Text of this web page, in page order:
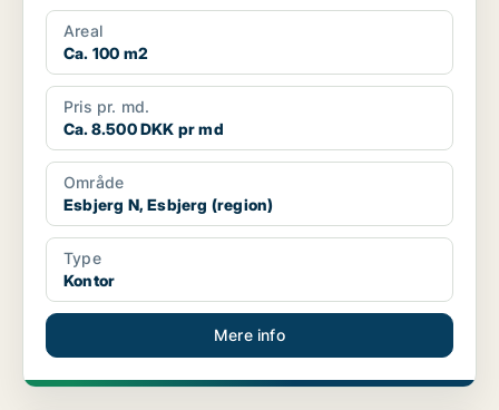
Areal
Ca. 100 m2
Pris pr. md.
Ca. 8.500 DKK pr md
Område
Esbjerg N, Esbjerg (region)
Type
Kontor
Mere info